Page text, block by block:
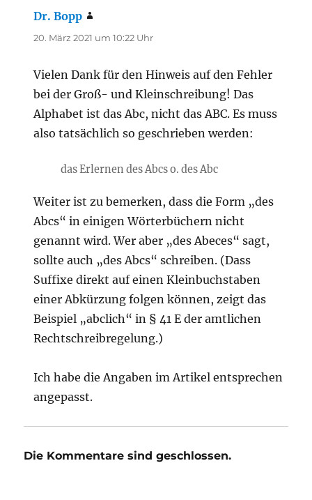
Dr. Bopp
20. März 2021 um 10:22 Uhr
Vielen Dank für den Hinweis auf den Fehler
bei der Groß- und Kleinschreibung! Das
Alphabet ist das Abc, nicht das ABC. Es muss
also tatsächlich so geschrieben werden:
das Erlernen des Abcs o. des Abc
Weiter ist zu bemerken, dass die Form „des
Abcs“ in einigen Wörterbüchern nicht
genannt wird. Wer aber „des Abeces“ sagt,
sollte auch „des Abcs“ schreiben. (Dass
Suffixe direkt auf einen Kleinbuchstaben
einer Abkürzung folgen können, zeigt das
Beispiel „abclich“ in § 41 E der amtlichen
Rechtschreibregelung.)
Ich habe die Angaben im Artikel entsprechen
angepasst.
Die Kommentare sind geschlossen.